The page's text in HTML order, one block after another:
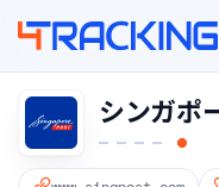
シンガポ